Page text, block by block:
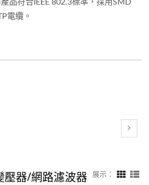
品符合IEEE 802.3標準，採用SMD
電纜。
壓器/網路濾波器 展示：